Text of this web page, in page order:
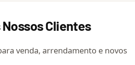
Nossos Clientes
venda, arrendamento e novos